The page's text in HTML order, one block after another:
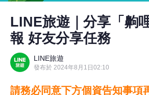
LINE旅遊｜分享「齁
報 好友分享任務
LINE旅遊
發布於 2024年8月1日02:10
請務必同意下方個資告知事項